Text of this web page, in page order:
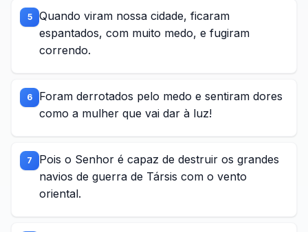
5
Quando viram nossa cidade, ficaram
espantados, com muito medo, e fugiram
correndo.
6
Foram derrotados pelo medo e sentiram dores
como a mulher que vai dar à luz!
7
Pois o Senhor é capaz de destruir os grandes
navios de guerra de Társis com o vento
oriental.